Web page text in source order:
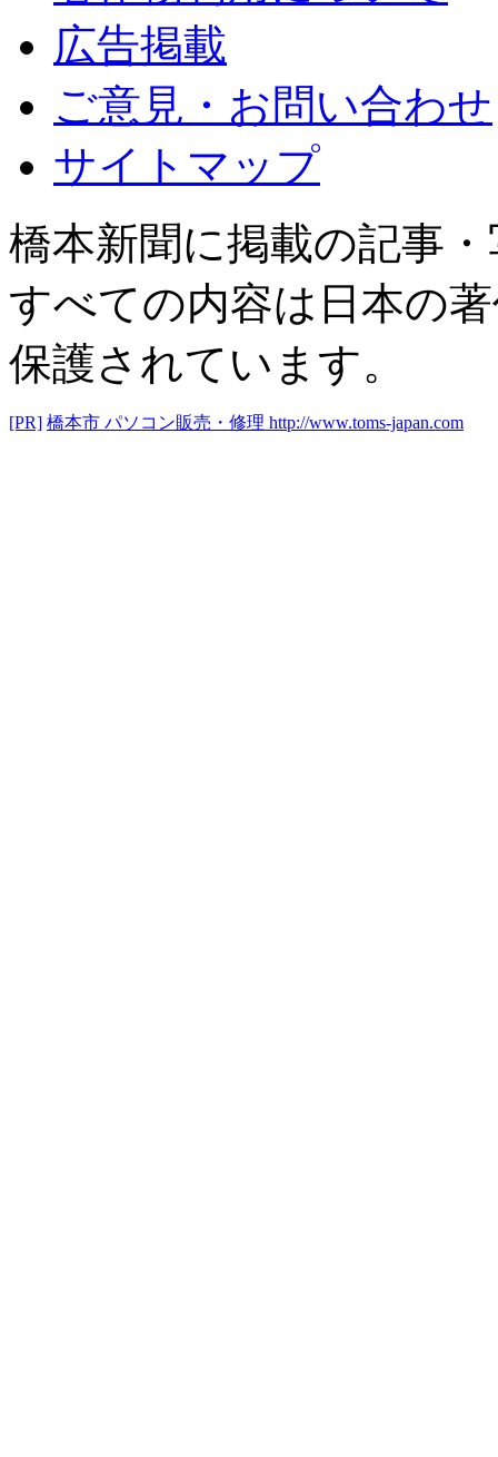
広告掲載
ご意見・お問い合わせ
サイトマップ
橋本新聞に掲載の記事
すべての内容は日本の
保護されています。
[PR] 橋本市 パソコン販売・修理 http://www.toms-japan.com